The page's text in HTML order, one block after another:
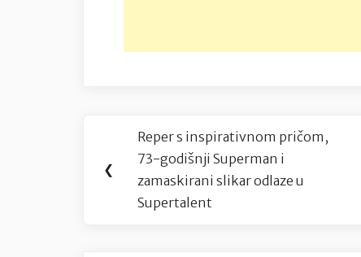
Navigacija
objava
❮
Previous
Post:
Reper s inspirativnom pričom,
73-godišnji Superman i
zamaskirani slikar odlaze u
Supertalent